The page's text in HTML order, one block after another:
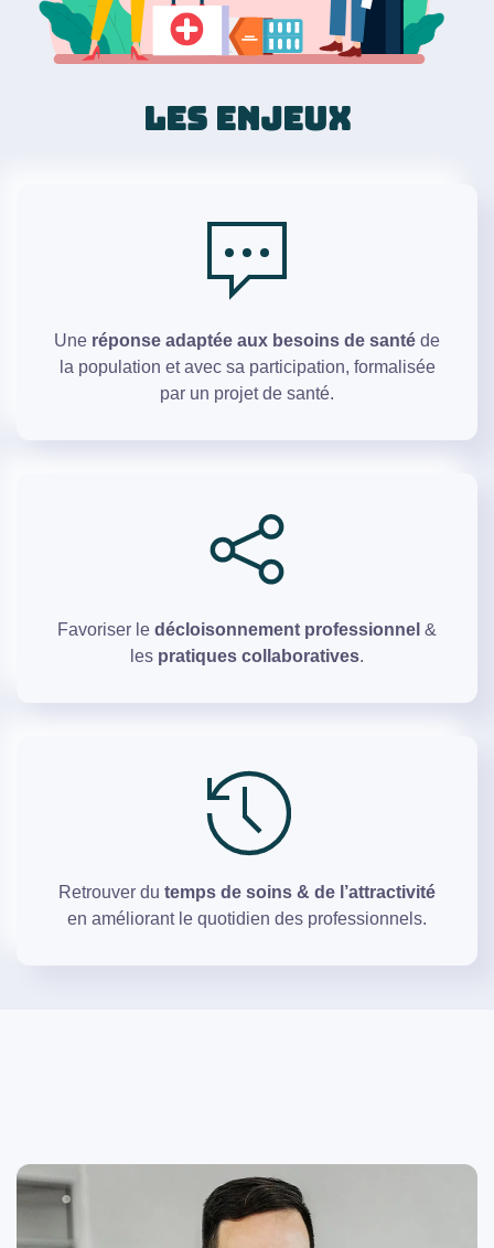
LES ENJEUX
Une réponse adaptée aux besoins de santé de
la population et avec sa participation, formalisée
par un projet de santé.
Favoriser le décloisonnement professionnel &
les pratiques collaboratives.
Retrouver du temps de soins & de l’attractivité
en améliorant le quotidien des professionnels.